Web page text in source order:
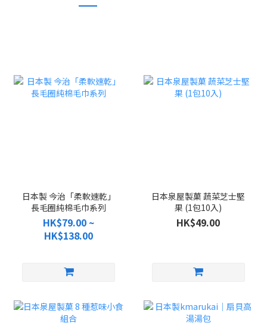
日本製 今治「柔軟速乾」
長毛圈純棉毛巾系列
HK$79.00 ~
HK$138.00
日本泉屋製菓 蔬菜芝士堅
果 (1包10入)
HK$49.00